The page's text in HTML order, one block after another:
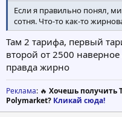
Если я правильно понял,
сотня. Что-то как-то
Там 2 тарифа, первый
второй от 2500
правда жирно
Реклама: 🔥 Хочешь получить
Polymarket? Кликай сюда!